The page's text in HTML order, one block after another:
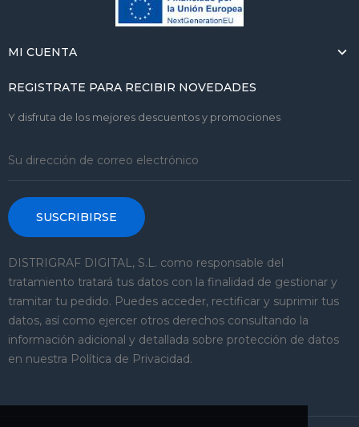
MI CUENTA
REGISTRATE PARA RECIBIR NOVEDADES
Y disfruta de los mejores descuentos y promociones
SUSCRIBIRSE
DISTRIGRAF DIGITAL, S.L. como responsable del
tratamiento tratará tus datos con la finalidad de gestionar y
tramitar tu pedido. Puedes acceder, rectificar y suprimir tus
datos, así como ejercer otros derechos consultando la
información adicional y detallada sobre protección de datos
en nuestra Política de Privacidad.